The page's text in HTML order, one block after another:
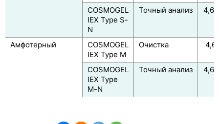
COSMOGEL
IEX Type S-
N
Точный анализ
4,6
Амфотерный
COSMOGEL
IEX Type M
Очистка
4,6
COSMOGEL
IEX Type
M-N
Точный анализ
4,6